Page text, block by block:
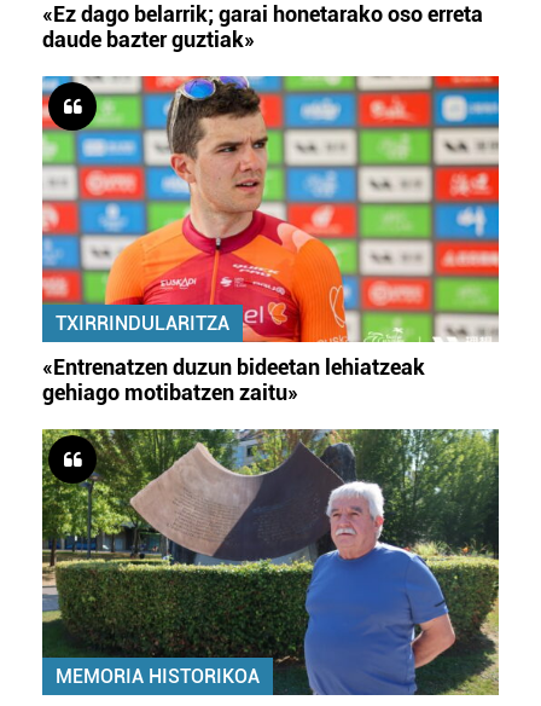
«Ez dago belarrik; garai honetarako oso erreta
daude bazter guztiak»
TXIRRINDULARITZA
«Entrenatzen duzun bideetan lehiatzeak
gehiago motibatzen zaitu»
MEMORIA HISTORIKOA